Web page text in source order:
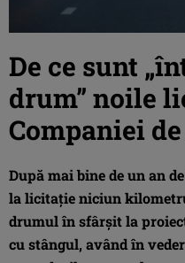
De ce sunt
drum” noile
Companiei
După mai bine de un an
la licitaţie niciun
drumul în sfârşit la
cu stângul, având în